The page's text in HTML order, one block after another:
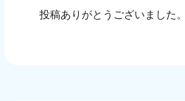
投稿ありがとうございました。